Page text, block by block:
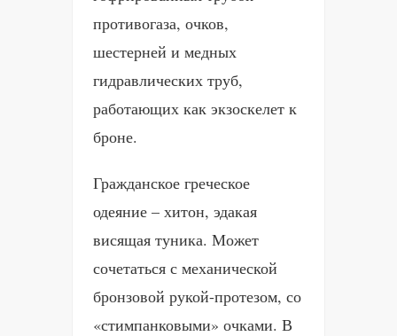
противогаза, очков,
шестерней и медных
гидравлических труб,
работающих как экзоскелет к
броне.
Гражданское греческое
одеяние – хитон, эдакая
висящая туника. Может
сочетаться с механической
бронзовой рукой-протезом, со
«стимпанковыми» очками. В